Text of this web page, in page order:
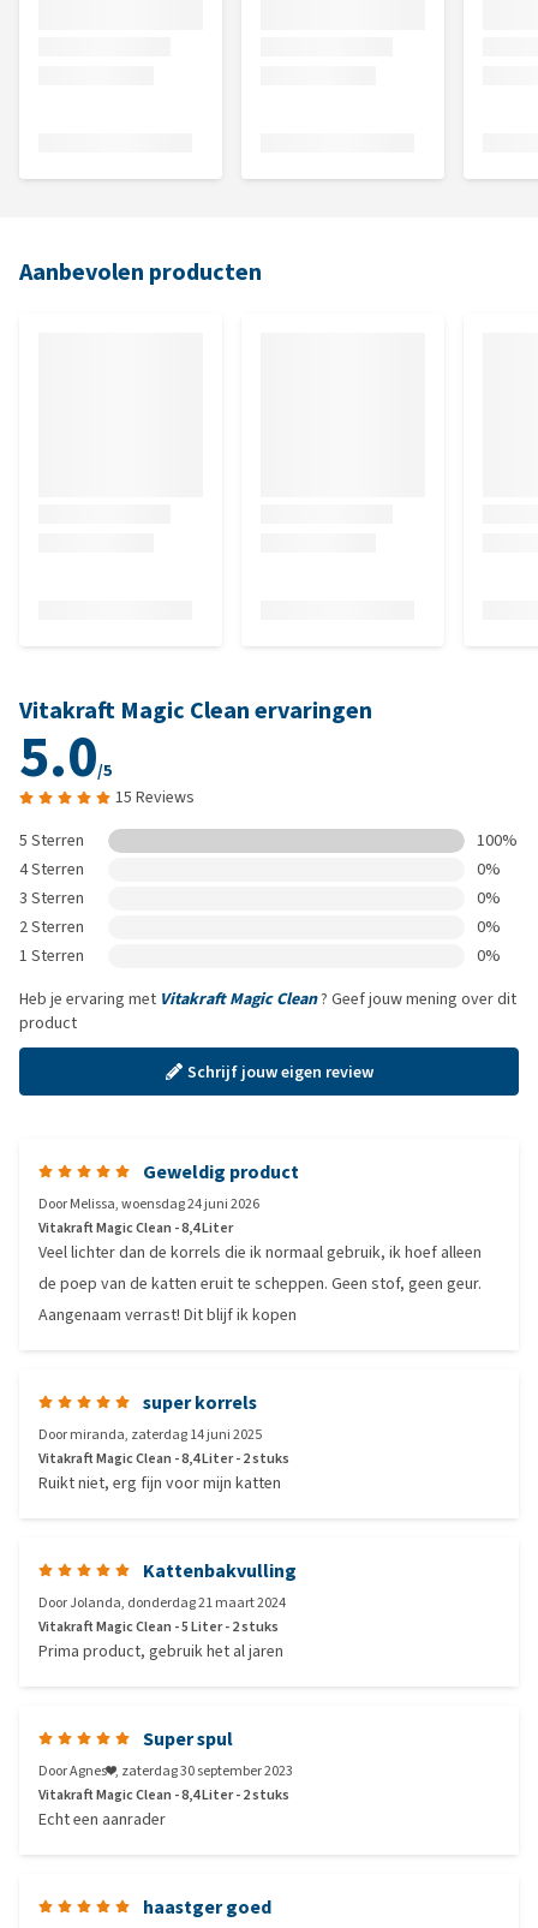
Aanbevolen producten
Vitakraft Magic Clean ervaringen
5.0/5
15 Reviews
5 Sterren
100%
4 Sterren
0%
3 Sterren
0%
2 Sterren
0%
1 Sterren
0%
Heb je ervaring met Vitakraft Magic Clean? Geef jouw mening over dit
product
Schrijf jouw eigen review
Geweldig product
DoorMelissa,woensdag 24 juni 2026
Vitakraft Magic Clean - 8,4 Liter
Veel lichter dan de korrels die ik normaal gebruik, ik hoef alleen
de poep van de katten eruit te scheppen. Geen stof, geen geur.
Aangenaam verrast! Dit blijf ik kopen
super korrels
Doormiranda, zaterdag 14 juni 2025
Vitakraft Magic Clean - 8,4 Liter - 2 stuks
Ruikt niet, erg fijn voor mijn katten
Kattenbakvulling
DoorJolanda, donderdag 21 maart 2024
Vitakraft Magic Clean - 5 Liter - 2 stuks
Prima product, gebruik het al jaren
Super spul
DoorAgnes❤️, zaterdag 30 september 2023
Vitakraft Magic Clean - 8,4 Liter - 2 stuks
Echt een aanrader
haastger goed